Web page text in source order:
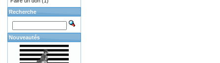
Recherche
Nouveautés